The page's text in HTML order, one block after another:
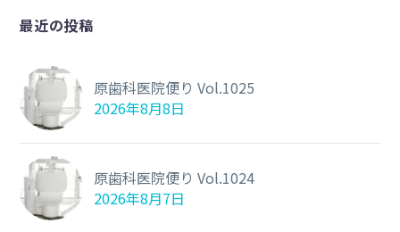
最近の投稿
原歯科医院便り Vol.1025
2026年8月8日
原歯科医院便り Vol.1024
2026年8月7日